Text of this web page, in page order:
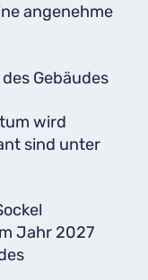
angenehme
Gebäudes
wird
sind unter
Jahr 2027